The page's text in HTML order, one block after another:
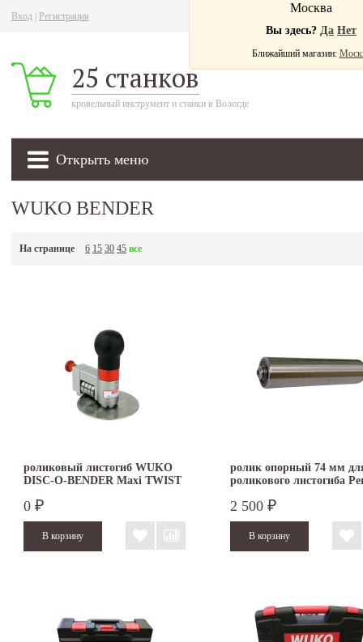
Вход Регистрация
25 станков
кровельный инструмент и станки в Вологде
Открыть меню
Москва
Вы здесь? Да Нет
Ближайший магазин:
WUKO BENDER
На странице 6 15 30 45 все
роликовый листогиб WUKO
DISC-O-BENDER Maxi TWIST
0 ₽
ролик опорный 74 мм
роликового листогиба
2 500 ₽